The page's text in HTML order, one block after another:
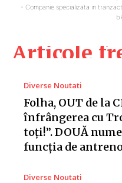
Articole
Diverse Noutati
Folha, OUT de la
înfrângerea cu
toți!”. DOUĂ
funcția de
Diverse Noutati
- Companie specializata in